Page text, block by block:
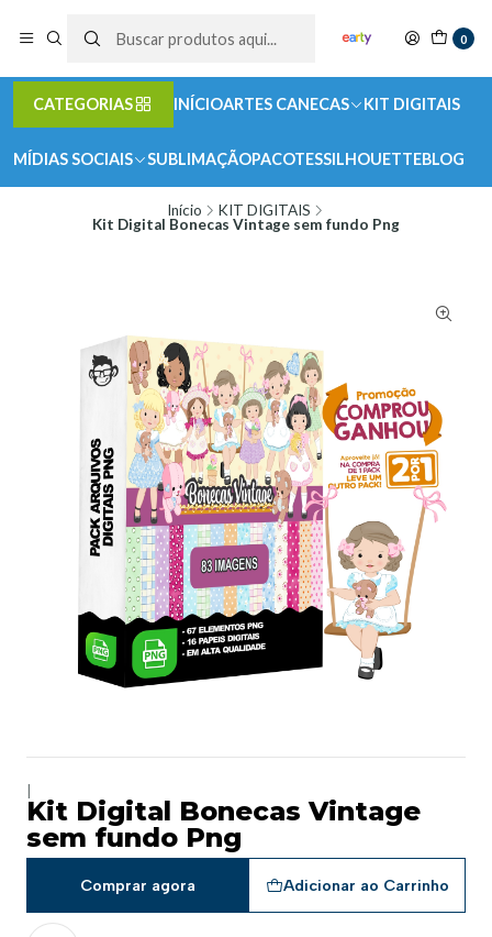
0
CATEGORIAS INÍCIOARTES CANECAS KIT DIGITAIS
MÍDIAS SOCIAIS SUBLIMAÇÃOPACOTESSILHOUETTEBLOG
Início
KIT DIGITAIS
Kit Digital Bonecas Vintage sem fundo Png
Kit Digital Bonecas Vintage
sem fundo Png
Adicionar ao Carrinho
Comprar agora